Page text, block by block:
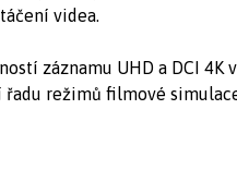
videa.
záznamu UHD a DCI
režimů filmové